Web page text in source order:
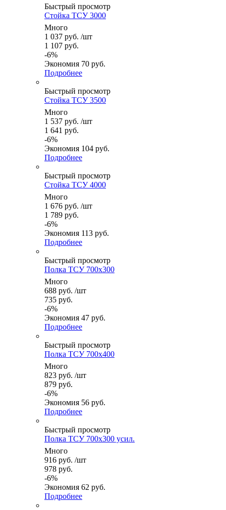
Быстрый просмотр
Стойка ТСУ 3000
Много
1 037 руб. /шт
1 107 руб.
-6%
Экономия 70 руб.
Подробнее
Быстрый просмотр
Стойка ТСУ 3500
Много
1 537 руб. /шт
1 641 руб.
-6%
Экономия 104 руб.
Подробнее
Быстрый просмотр
Стойка ТСУ 4000
Много
1 676 руб. /шт
1 789 руб.
-6%
Экономия 113 руб.
Подробнее
Быстрый просмотр
Полка ТСУ 700x300
Много
688 руб. /шт
735 руб.
-6%
Экономия 47 руб.
Подробнее
Быстрый просмотр
Полка ТСУ 700x400
Много
823 руб. /шт
879 руб.
-6%
Экономия 56 руб.
Подробнее
Быстрый просмотр
Полка ТСУ 700x300 усил.
Много
916 руб. /шт
978 руб.
-6%
Экономия 62 руб.
Подробнее